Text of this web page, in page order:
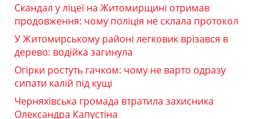
Скандал у ліцеї на Житомирщині отримав
продовження: чому поліція не склала протокол
У Житомирському районі легковик врізався в
дерево: водійка загинула
Огірки ростуть гачком: чому не варто одразу
сипати калій під кущі
Черняхівська громада втратила захисника
Олександра Капустіна